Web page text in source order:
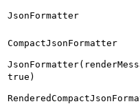
JsonFormatter
CompactJsonFormatter
true)